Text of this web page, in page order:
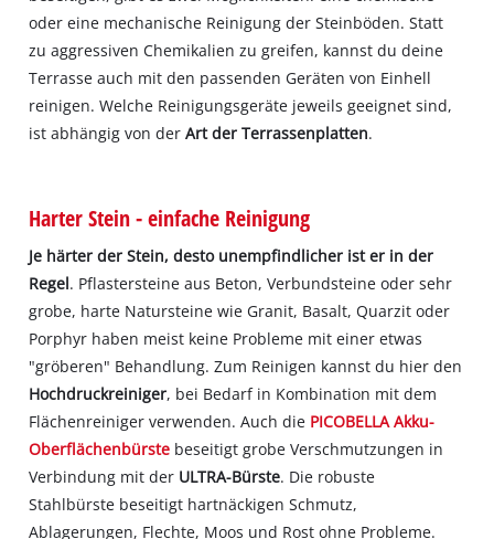
oder eine mechanische Reinigung der Steinböden. Statt
zu aggressiven Chemikalien zu greifen, kannst du deine
Terrasse auch mit den passenden Geräten von Einhell
reinigen. Welche Reinigungsgeräte jeweils geeignet sind,
ist abhängig von derArt der Terrassenplatten.
Harter Stein - einfache Reinigung
Je härter der Stein, desto unempfindlicher ist er in der
Regel. Pflastersteine aus Beton, Verbundsteine oder sehr
grobe, harte Natursteine wie Granit, Basalt, Quarzit oder
Porphyr haben meist keine Probleme mit einer etwas
"gröberen" Behandlung. Zum Reinigen kannst du hier den
Hochdruckreiniger, bei Bedarf in Kombination mit dem
Flächenreiniger verwenden. Auch die PICOBELLA Akku-
Oberflächenbürste beseitigt grobe Verschmutzungen in
Verbindung mit der ULTRA-Bürste. Die robuste
Stahlbürste beseitigt hartnäckigen Schmutz,
Ablagerungen, Flechte, Moos und Rost ohne Probleme.